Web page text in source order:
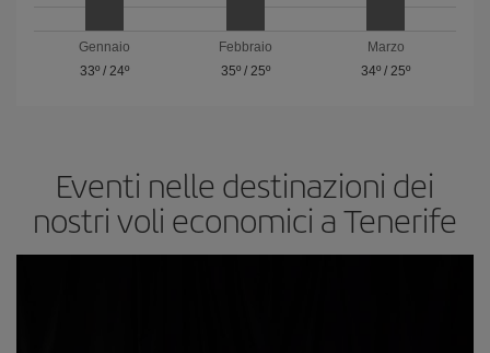
Gennaio
33º/ 24º
Febbraio
35º/ 25º
Marzo
34º /25º
Eventi nelle destinazioni dei
nostri voli economici a Tenerife